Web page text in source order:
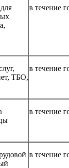
в течение
ТБО,
в течение
в течение
в течение